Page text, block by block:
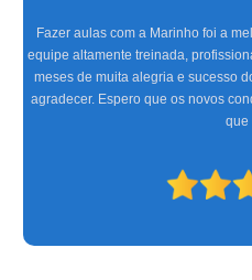
Fazer aulas com a Marinho foi a
equipe altamente treinada,
meses de muita alegria e sucesso
agradecer. Espero que os novos
que